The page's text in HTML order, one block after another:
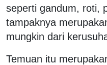
seperti gandum, roti,
tampaknya
mungkin dari
Temuan itu